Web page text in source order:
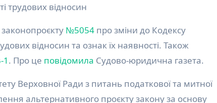
трудових відносин
№5054 про зміни до Кодексу
відносин та ознак їх наявності. Також
. Про це повідомила Судово-юридична газета.
Верховної Ради з питань податкової та митної
альтернативного проєкту закону за основу